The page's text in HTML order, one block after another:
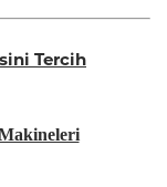
Tercih